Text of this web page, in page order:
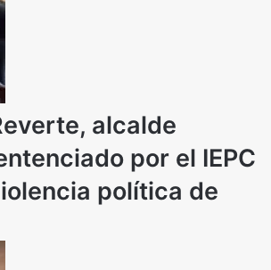
alcalde
por el IEPC
política de